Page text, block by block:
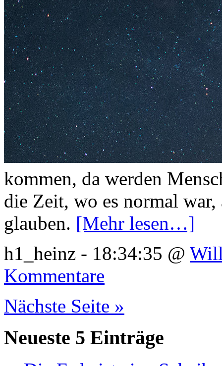
kommen, da werden
die Zeit, wo es normal
glauben. [Mehr lesen…]
h1_heinz - 18:34:35 @
Kommentare
Nächste Seite »
Neueste 5 Einträge